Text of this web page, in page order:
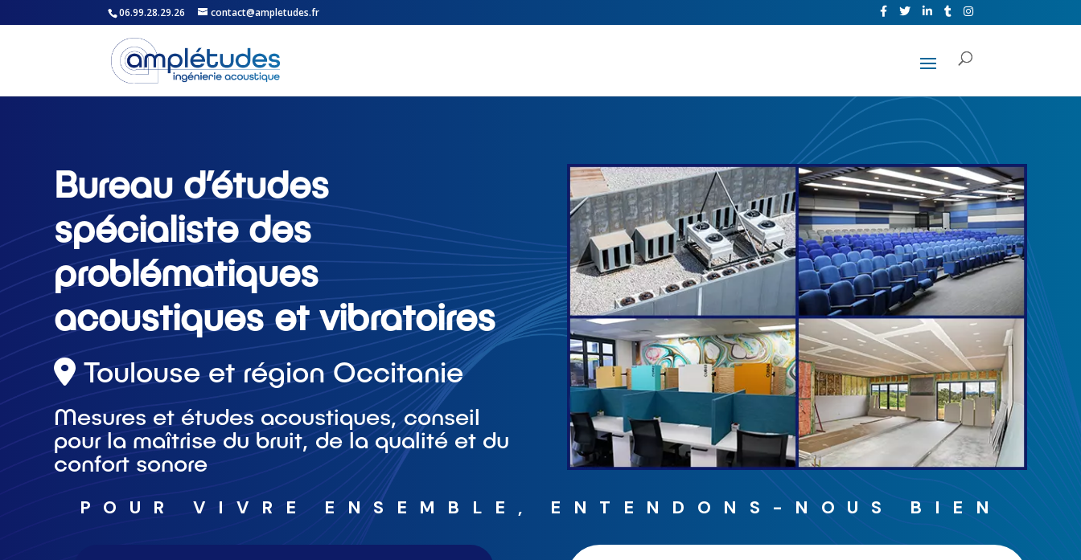
06.99.28.29.26 contact@ampletudes.fr
Bureau d’études
spécialiste des
problématiques
acoustiques et vibratoires
Toulouse et région Occitanie
Mesures et études acoustiques, conseil
pour la maîtrise du bruit, de la qualité et du
confort sonore
POUR VIVRE ENSEMBLE, ENTENDONS-NOUS BIEN